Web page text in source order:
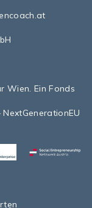
Wien. Ein Fonds